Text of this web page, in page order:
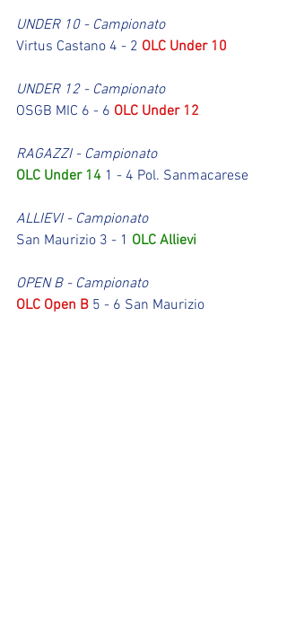
UNDER 10 - Campionato
Virtus Castano 4 - 2 OLC Under 10
UNDER 12 - Campionato
OSGB MIC 6 - 6 OLC Under 12
RAGAZZI - Campionato
OLC Under 14 1 - 4 Pol. Sanmacarese
ALLIEVI - Campionato
San Maurizio 3 - 1 OLC Allievi
OPEN B - Campionato
OLC Open B 5 - 6 San Maurizio